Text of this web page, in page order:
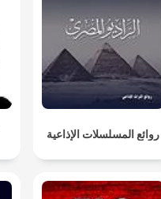
روائع المسلسلات الإذاعية